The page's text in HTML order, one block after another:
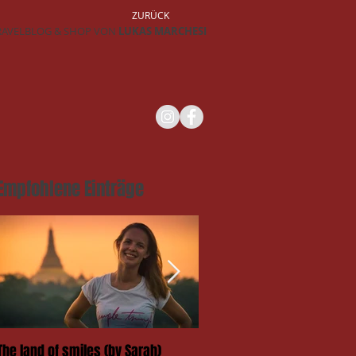
& SHOP VON LUKAS MARCHESI
ZURÜCK
Einträge
land of smiles (by Sarah)